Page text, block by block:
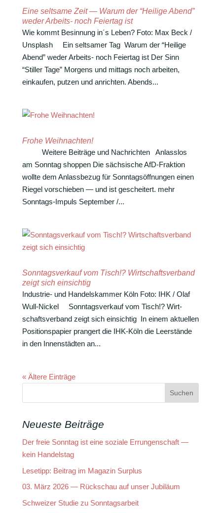
Eine seltsame Zeit — Warum der “Heilige Abend”
weder Arbeits- noch Feiertag ist
Wie kommt Besin­nung in´s Leben? Foto: Max Beck /
Unsplash Ein selt­samer Tag Warum der “Heilige
Abend” weder Arbeits- noch Feiertag ist Der Sinn
“Stiller Tage” Morgens und mittags noch arbeiten,
einkaufen, putzen und anrichten. Abends...
Frohe Weihnachten!
Weitere Beiträge und Nachrichten Anlasslos
am Sonntag shoppen Die säch­si­sche AfD-Frak­­tion
wollte dem Anlass­bezug für Sonn­tags­öff­nungen einen
Riegel vorschieben — und ist gescheitert. mehr
Sonntags-Impuls September /...
Sonntagsverkauf vom Tisch!? Wirtschaftsverband
zeigt sich einsichtig
Indus­trie- und Handels­kammer Köln Foto: IHK / Olaf
Wull-Nickel Sonn­tags­ver­kauf vom Tisch!? Wirt­
schafts­ver­band zeigt sich einsichtig In einem aktu­ellen
Posi­ti­ons­pa­pier pran­gert die IHK-Köln die Leer­stände
in den Innen­städten an...
« Ältere Einträge
Neueste Beiträge
Der freie Sonntag ist eine soziale Errungenschaft —
kein Handelstag
Lesetipp: Beitrag im Magazin Surplus
03. März 2026 — Rückschau auf unser Jubiläum
Schweizer Studie zu Sonntagsarbeit